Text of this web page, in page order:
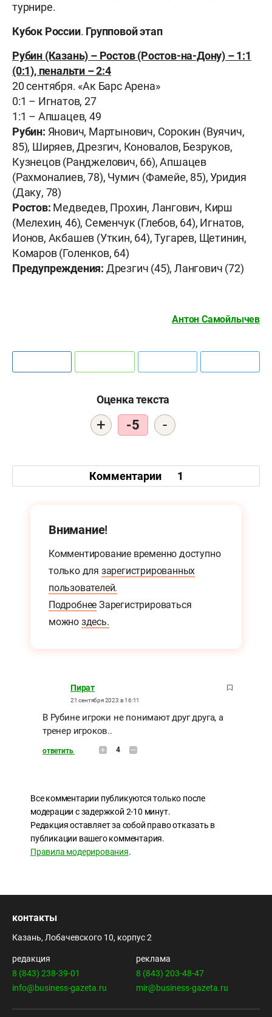
турнире.
Кубок России. Групповой этап
Рубин (Казань) – Ростов (Ростов-на-Дону) – 1:1
(0:1), пенальти – 2:4
20 сентября. «Ак Барс Арена»
0:1 – Игнатов, 27
1:1 – Апшацев, 49
Рубин: Янович, Мартынович, Сорокин (Вуячич,
85), Ширяев, Дрезгич, Коновалов, Безруков,
Кузнецов (Ранджелович, 66), Апшацев
(Рахмоналиев, 78), Чумич (Фамейе, 85), Уридия
(Даку, 78)
Ростов: Медведев, Прохин, Лангович, Кирш
(Мелехин, 46), Семенчук (Глебов, 64), Игнатов,
Ионов, Акбашев (Уткин, 64), Тугарев, Щетинин,
Комаров (Голенков, 64)
Предупреждения: Дрезгич (45), Лангович (72)
Антон Самойлычев
Оценка текста
+ -5 -
Комментарии 1
Внимание!
Комментирование временно доступно
только для зарегистрированных
пользователей.
Подробнее Зарегистрироваться
можно здесь.
Пират
21 сентября 2023 в 16:11
В Рубине игроки не понимают друг друга, а
тренер игроков..
ответить 4
Все комментарии публикуются только после
модерации с задержкой 2-10 минут.
Редакция оставляет за собой право отказать в
публикации вашего комментария.
Правила модерирования.
контакты
Казань, Лобачевского 10, корпус 2
редакция
8 (843) 238-39-01
info@business-gazeta.ru
реклама
8 (843) 203-48-47
mir@business-gazeta.ru